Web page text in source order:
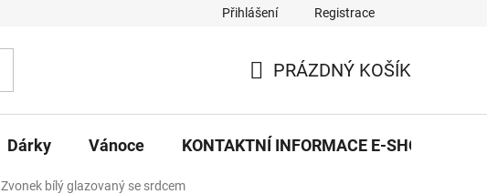
eDekor PROVOZOVNA OBCHODNÍ PODMÍNKY
Přihlášení Registrace
KOŠÍK
PRÁZDNÝ KOŠÍK
Dárky Vánoce KONTAKTNÍ INFORMACE E-SHOPU
Zvonek bílý glazovaný se srdcem